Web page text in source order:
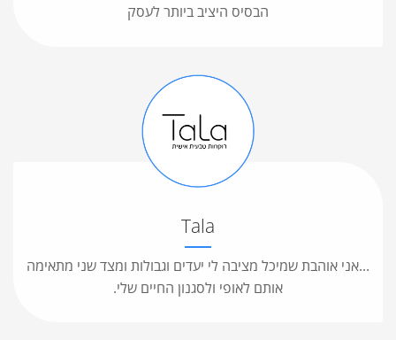
הבסיס היציב ביותר לעסק
Tala
...אני אוהבת שמיכל מציבה לי יעדים וגבולות ומצד שני מתאימה
אותם לאופי ולסגנון החיים שלי.